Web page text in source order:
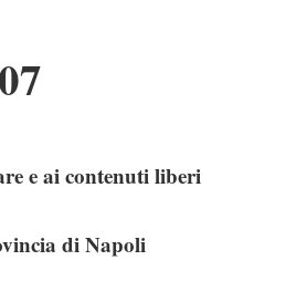
e ai contenuti liberi
di Napoli